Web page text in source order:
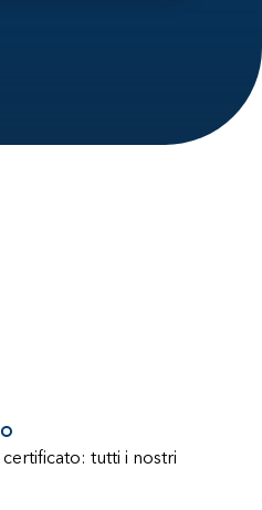
tutti i nostri